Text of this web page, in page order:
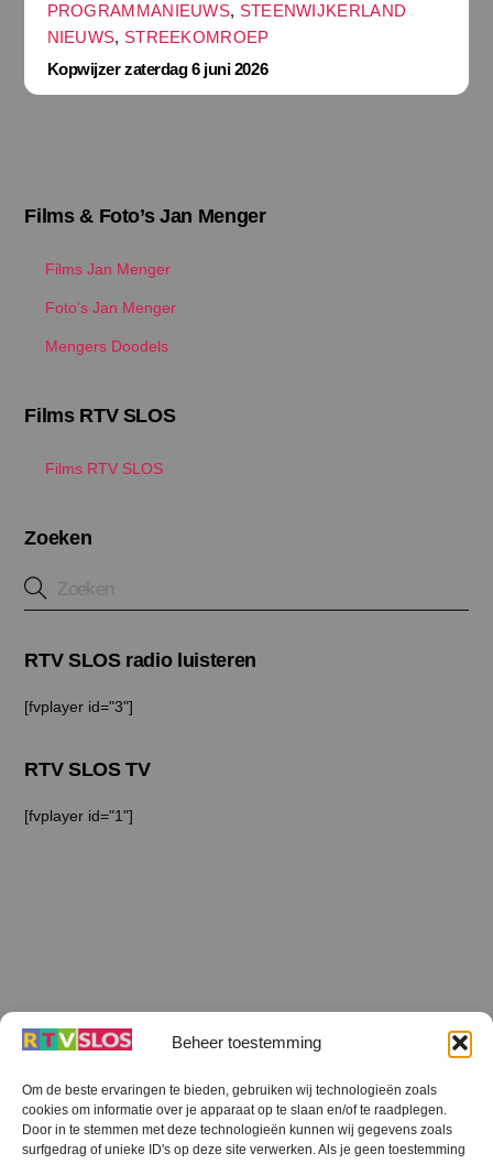
Beheer toestemming
Om de beste ervaringen te bieden, gebruiken wij technologieën zoals
cookies om informatie over je apparaat op te slaan en/of te raadplegen.
Door in te stemmen met deze technologieën kunnen wij gegevens zoals
surfgedrag of unieke ID's op deze site verwerken. Als je geen toestemming
PROGRAMMANIEUWS, STEENWIJKERLAND
NIEUWS, STREEKOMROEP
Kopwijzer zaterdag 6 juni 2026
Films & Foto’s Jan Menger
Films Jan Menger
Foto’s Jan Menger
Mengers Doodels
Films RTV SLOS
Films RTV SLOS
Zoeken
RTV SLOS radio luisteren
[fvplayer id="3"]
RTV SLOS TV
[fvplayer id="1"]
Terug
naar
boven